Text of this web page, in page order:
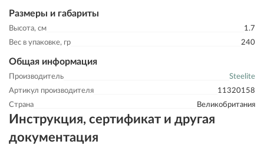
Размеры и габариты
Высота, см
1.7
Вес в упаковке, гр
240
Общая информация
Производитель
Steelite
Артикул производителя
11320158
Страна
Великобритания
Инструкция, сертификат и другая
документация